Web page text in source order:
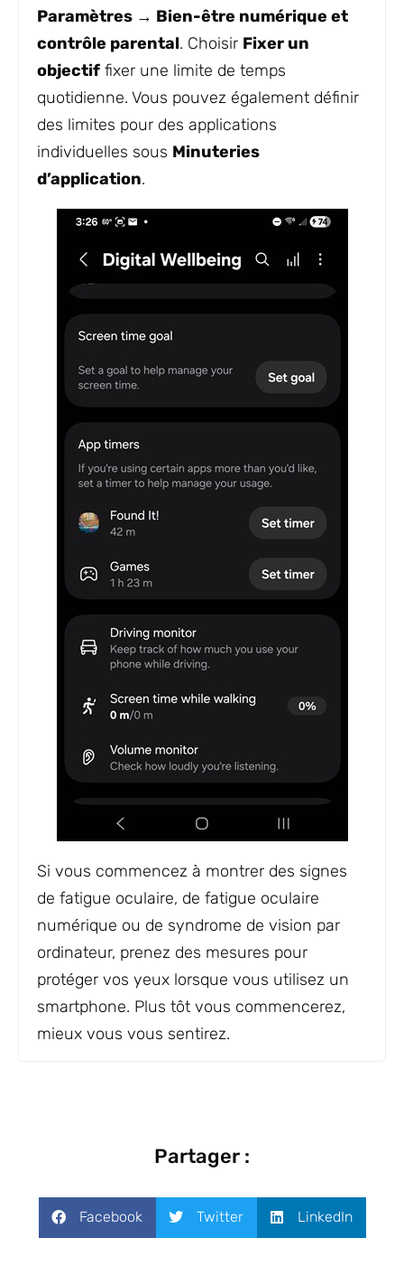
Paramètres → Bien-être numérique et
contrôle parental. Choisir Fixer un
objectif fixer une limite de temps
quotidienne. Vous pouvez également définir
des limites pour des applications
individuelles sous Minuteries
d’application.
Si vous commencez à montrer des signes
de fatigue oculaire, de fatigue oculaire
numérique ou de syndrome de vision par
ordinateur, prenez des mesures pour
protéger vos yeux lorsque vous utilisez un
smartphone. Plus tôt vous commencerez,
mieux vous vous sentirez.
Partager :
Facebook Twitter LinkedIn